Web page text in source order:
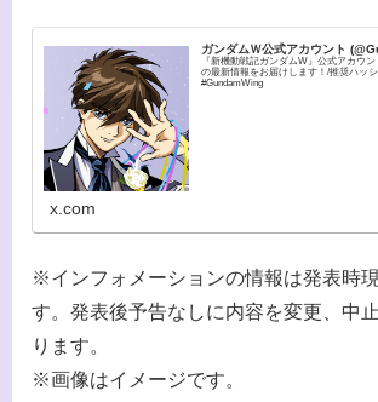
ガンダムＷ公式アカウント
『新機動戦記ガンダムW』公式アカウ
の最新情報をお届けします！/推奨ハッ
#GundamWing
x.com
※インフォメーションの情報は発表時
す。発表後予告なしに内容を変更、中
ります。
※画像はイメージです。